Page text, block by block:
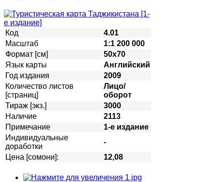
Код
4.01
Масштаб
1:1 200 000
Формат [см]
50х70
Язык карты
Английский
Год издания
2009
Количество листов
[страниц]
Лицо/
оборот
Тираж [экз.]
3000
Наличие
2113
Примечание
1-е издание
Индивидуальные
доработки
-
Цена [сомони]:
12,08